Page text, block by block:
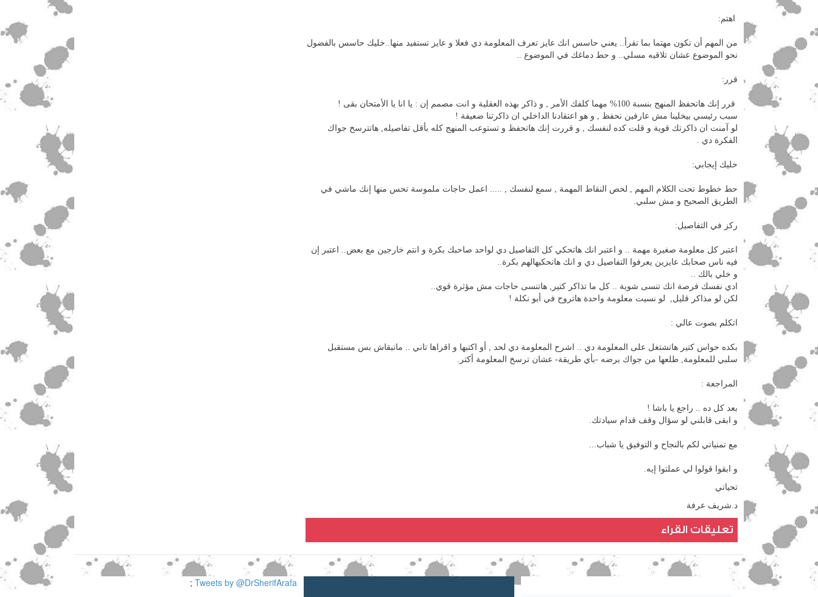
اهتم:
من المهم أن تكون مهتما بما تقرأ.. يعني حاسس انك عايز تعرف المعلومة دي فعلا و عايز تستفيد منها..خليك حاسس بالفضول
نحو الموضوع عشان تلاقيه مسلي.. و حط دماغك في الموضوع ..
قرر:
قرر إنك هاتحفظ المنهج بنسبة 100% مهما كلفك الأمر , و ذاكر بهذه العقلية و انت مصمم إن : يا انا يا الأمتحان بقى !
سبب رئيسي بيخلينا مش عارفين نحفظ , و هو اعتقادنا الداخلي ان ذاكرتنا ضعيفة !
لو آمنت ان ذاكرتك قوية و قلت كده لنفسك , و قررت إنك هاتحفظ و تستوعب المنهج كله بأقل تفاصيله, هاتترسخ جواك
الفكرة دي .
خليك إيجابي:
حط خطوط تحت الكلام المهم , لخص النقاط المهمة , سمع لنفسك , ..... اعمل حاجات ملموسة تحس منها إنك ماشي في
الطريق الصحيح و مش سلبي.
ركز في التفاصيل:
اعتبر كل معلومة صغيرة مهمة .. و اعتبر انك هاتحكي كل التفاصيل دي لواحد صاحبك بكرة و انتم خارجين مع بعض.. اعتبر إن
فيه ناس صحابك عايزين يعرفوا التفاصيل دي و انك هاتحكيهالهم بكرة..
و خلي بالك ..
ادي نفسك فرصة انك تنسى شوية .. كل ما تذاكر كتير, هاتنسى حاجات مش مؤثرة قوي..
لكن لو مذاكر قليل, لو نسيت معلومة واحدة هاتروح في أبو نكلة !
اتكلم بصوت عالي :
بكده حواس كتير هاتشتغل على المعلومة دي .. اشرح المعلومة دي لحد , أو اكتبها و اقراها تاني .. ماتبقاش بس مستقبل
سلبي للمعلومة, طلعها من جواك برضه -بأي طريقة- عشان ترسخ المعلومة أكتر.
المراجعة :
بعد كل ده .. راجع يا باشا !
و ابقى قابلني لو سؤال وقف قدام سيادتك.
مع تمنياتي لكم بالنجاح و التوفيق يا شباب...
و ابقوا قولوا لي عملتوا إيه.
تحياتي
د.شريف عرفة
تعليقات القراء
Tweets by @DrSherifArafa
;